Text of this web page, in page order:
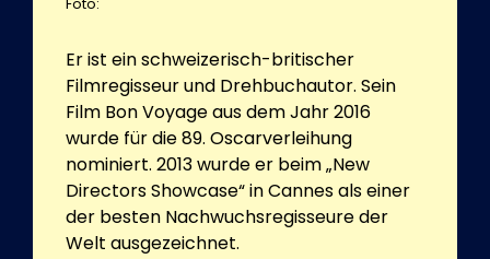
Er ist ein schweizerisch-britischer
Filmregisseur und Drehbuchautor. Sein
Film Bon Voyage aus dem Jahr 2016
wurde für die 89. Oscarverleihung
nominiert. 2013 wurde er beim „New
Directors Showcase“ in Cannes als einer
der besten Nachwuchsregisseure der
Welt ausgezeichnet.